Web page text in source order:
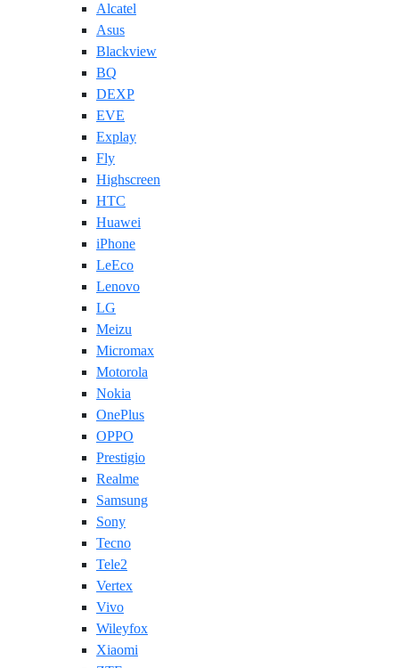
Alcatel
Asus
Blackview
BQ
DEXP
EVE
Explay
Fly
Highscreen
HTC
Huawei
iPhone
LeEco
Lenovo
LG
Meizu
Micromax
Motorola
Nokia
OnePlus
OPPO
Prestigio
Realme
Samsung
Sony
Tecno
Tele2
Vertex
Vivo
Wileyfox
Xiaomi